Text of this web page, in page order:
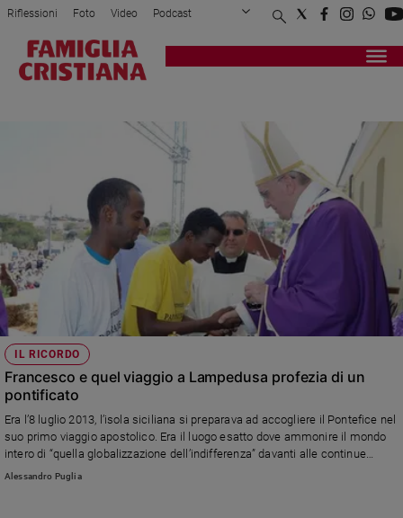
Attualità
giustizia
Sport
Interviste
Papa
Papa
Chiesa
Chiesa
Fede
Riflessioni Foto Video Podcast
Privacy Policy Chi siamo
Registrati Redazione
IL RICORDO
Francesco e quel viaggio a Lampedusa profezia di un
pontificato
Era l’8 luglio 2013, l’isola siciliana si preparava ad accogliere il Pontefice nel
suo primo viaggio apostolico. Era il luogo esatto dove ammonire il mondo
intero di “quella globalizzazione dell’indifferenza” davanti alle continue
tragedie dei migranti. I ricordi di chi c'era quel giorno
Alessandro Puglia